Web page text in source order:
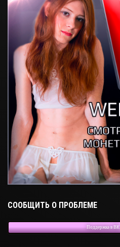
СООБЩИТЬ О ПРОБЛЕМЕ
Поддержка в ВК